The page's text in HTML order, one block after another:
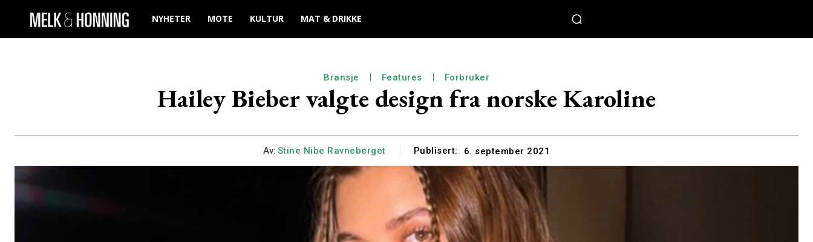
NYHETER MOTE KULTUR MAT & DRIKKE
Bransje Features Forbruker
Hailey Bieber valgte design fra norske Karoline
Av: Stine Nibe Ravneberget Publisert: 6. september 2021